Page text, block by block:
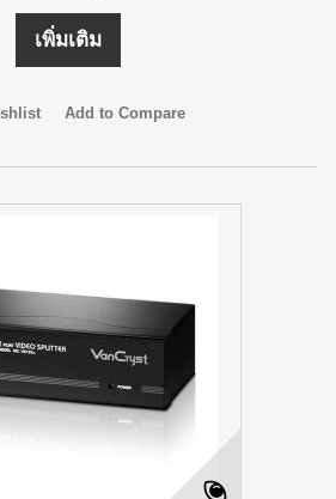
เพิ่มเติม
Add to Compare